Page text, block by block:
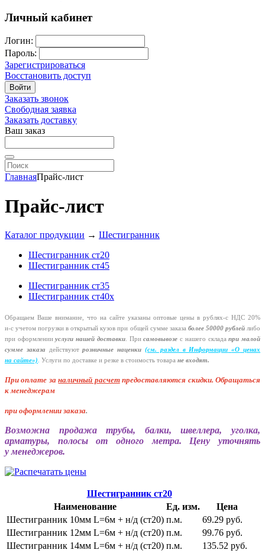
Личный кабинет
Логин:
Пароль:
Зарегистрироваться
Восстановить доступ
Войти
Заказать звонок
Свободная заявка
Заказать доставку
Ваш заказ
ГлавнаяПрайс-лист
Прайс-лист
Каталог продукции → Шестигранник
Шестигранник ст20
Шестигранник ст45
Шестигранник ст35
Шестигранник ст40х
Обращаем Ваше внимание, что на сайте указаны оптовые цены в рублях-с НДС 20%
и-с учетом погрузки в открытый кузов при общей сумме заказа более 50000 рублейлибо
при оформленииуслуги нашей доставки. Присамовывозе с нашего складапри малой
сумме заказа
действуютрозничные наценки (см. раздел в Информации «О ценах
на сайте»). Услуги по доставке и резке в стоимость товара не входят.
При оплате заналичный расчет предоставляются скидки. Обращаться
к менеджерам
при оформлении заказа.
Возможна продажа трубы, балки, швеллера, уголка,
арматуры, полосы от одного метра. Цену уточнять
у менеджеров.
Наименование Ед. изм. Цена
Шестигранник ст20
Шестигранник 10мм L=6м + н/д (ст20) п.м.
69.29 руб.
Шестигранник 12мм L=6м + н/д (ст20) п.м.
99.76 руб.
Шестигранник 14мм L=6м + н/д (ст20) п.м.
135.52 руб.